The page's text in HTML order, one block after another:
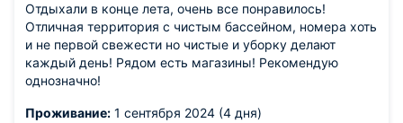
Отдыхали в конце лета, очень все понравилось!
Отличная территория с чистым бассейном, номера хоть
и не первой свежести но чистые и уборку делают
каждый день! Рядом есть магазины! Рекомендую
однозначно!
Проживание: 1 сентября 2024 (4 дня)